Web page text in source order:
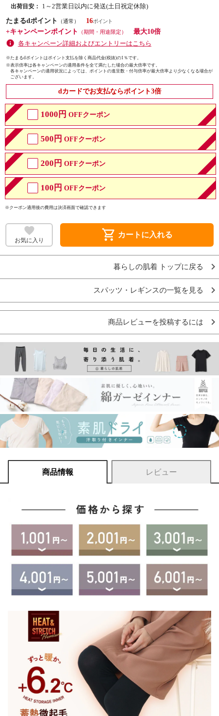
出荷目安：
1～2営業日以内に発送(土日祝定休除)
たまるdポイント
（通常）
16
+キャンペーンポイント
（期間・用途限定）
最大10倍
各キャンペーン詳細およびエントリーはこちら
※たまるdポイントはポイント支払を除く商品代金(税抜)の1％です。
※表示倍率は各キャンペーンの適用条件を全て満たした場合の最大倍率です。
各キャンペーンの適用状況によっては、ポイントの進呈数・付与倍率が最大倍率より少なくなる場合が
ございます。
dカードでお支払ならポイント3倍
1000円 OFFクーポン
500円 OFFクーポン
200円 OFFクーポン
100円 OFFクーポン
※クーポン適用後の費用は決済画面で確認できます
お気に入り shopping_cart カートに入れる
暮らしの肌着 トップに戻る
スパッツ・レギンスの一覧を見る
商品レビューを投稿するには
商品情報 レビュー